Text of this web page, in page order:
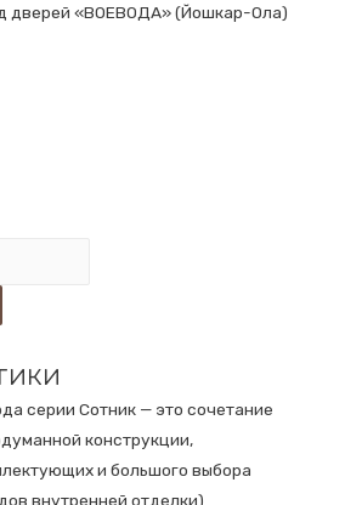
дверей «ВОЕВОДА» (Йошкар-Ола)
серии Сотник — это сочетание
конструкции,
и большого выбора
внутренней отделки)